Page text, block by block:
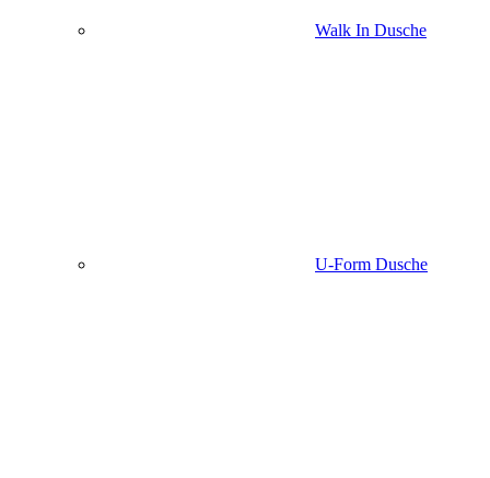
Walk In Dusche
U-Form Dusche